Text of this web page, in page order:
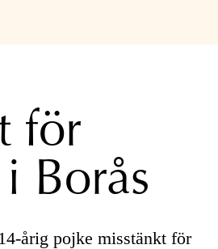
för
Borås
årig pojke misstänkt för